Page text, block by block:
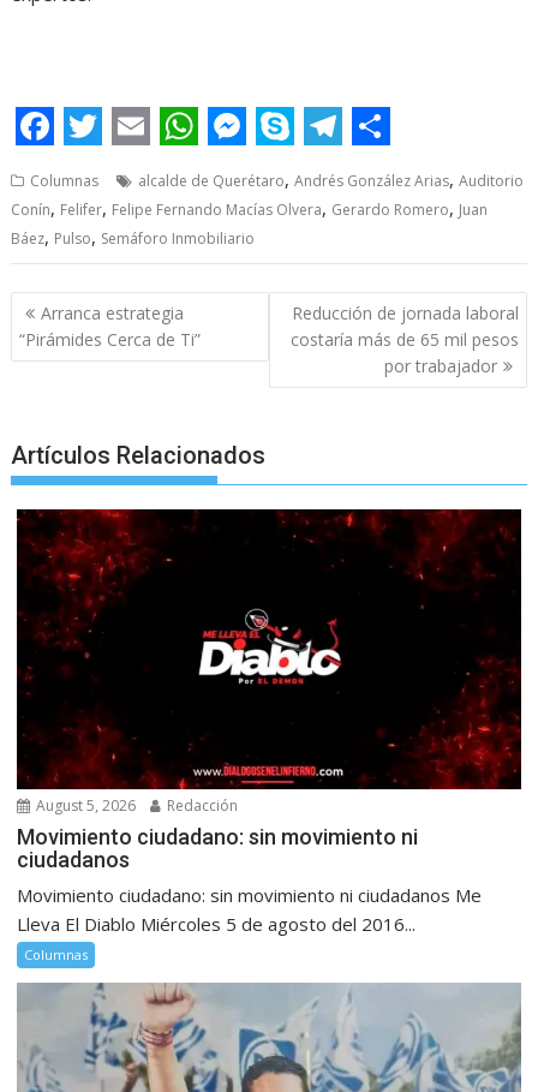
F
a
c
e
b
o
k
T
w
i
t
t
e
E
m
a
i
l
W
h
a
t
s
A
p
M
e
s
s
n
r
S
k
p
T
e
e
g
r
a
S
h
r
e
Columnas alcalde de Querétaro,Andrés González Arias,Auditorio
Conín, Felifer, Felipe Fernando Macías Olvera, Gerardo Romero, Juan
Báez, Pulso, Semáforo Inmobiliario
Post
navigation
Arranca estrategia
“Pirámides Cerca de Ti”
Reducción de jornada laboral
costaría más de 65 mil pesos
por trabajador
Artículos Relacionados
August 5, 2026 Redacción
Movimiento ciudadano: sin movimiento ni
ciudadanos
Movimiento ciudadano: sin movimiento ni ciudadanos Me
Lleva El Diablo Miércoles 5 de agosto del 2016...
Columnas